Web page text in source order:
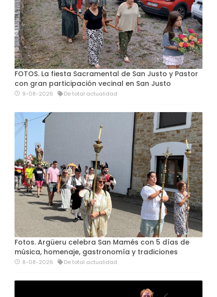
FOTOS. La fiesta Sacramental de San Justo y Pastor
con gran participación vecinal en San Justo
9-08-2026 De total actualidad
Fotos. Argüeru celebra San Mamés con 5 días de
música, homenaje, gastronomía y tradiciones
8-08-2026 De total actualidad